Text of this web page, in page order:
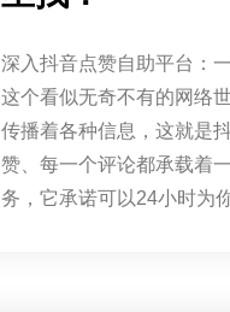
深入抖音点赞自助平台：
这个看似无奇不有的网络
传播着各种信息，这就是
赞、每一个评论都承载着
务，它承诺可以24小时为